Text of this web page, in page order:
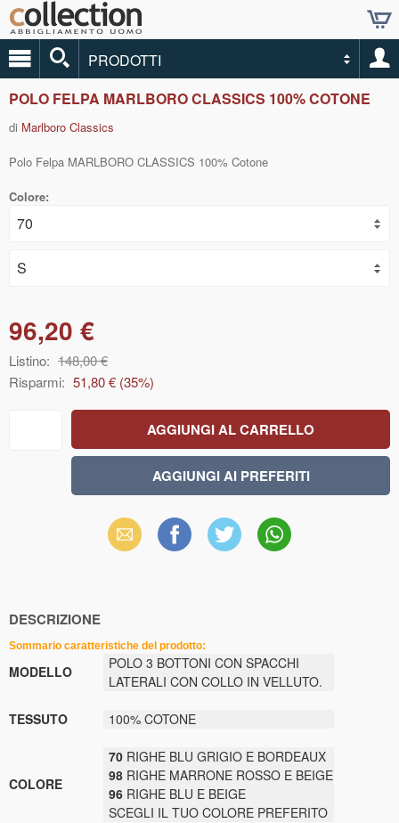
PRODOTTI
POLO FELPA MARLBORO CLASSICS 100% COTONE
di Marlboro Classics
Polo Felpa MARLBORO CLASSICS 100% Cotone
Colore:
96,20 €
Listino: 148,00 €
Risparmi: 51,80 € (35%)
Email Facebook X WhatsApp
DESCRIZIONE
Sommario caratteristiche del prodotto:
MODELLO
POLO 3 BOTTONI CON SPACCHI
LATERALI CON COLLO IN VELLUTO.
TESSUTO 100% COTONE
COLORE
70 RIGHE BLU GRIGIO E BORDEAUX
98 RIGHE MARRONE ROSSO E BEIGE
96 RIGHE BLU E BEIGE
SCEGLI IL TUO COLORE PREFERITO